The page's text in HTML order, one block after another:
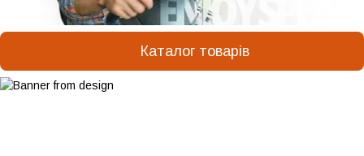
Каталог товарів